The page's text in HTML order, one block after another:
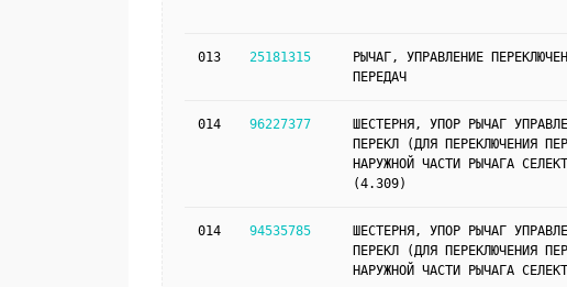
013 25181315
РЫЧАГ, УПРАВЛЕНИЕ
ПЕРЕДАЧ
014 96227377
ШЕСТЕРНЯ, УПОР РЫЧАГ
ПЕРЕКЛ (ДЛЯ ПЕРЕКЛЮЧЕНИЯ
НАРУЖНОЙ ЧАСТИ РЫЧАГА
(4.309)
014 94535785
ШЕСТЕРНЯ, УПОР РЫЧАГ
ПЕРЕКЛ (ДЛЯ ПЕРЕКЛЮЧЕНИЯ
НАРУЖНОЙ ЧАСТИ РЫЧАГА